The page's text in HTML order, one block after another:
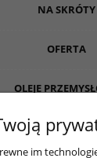
NA SKRÓTY
OFERTA
OLEJE
im